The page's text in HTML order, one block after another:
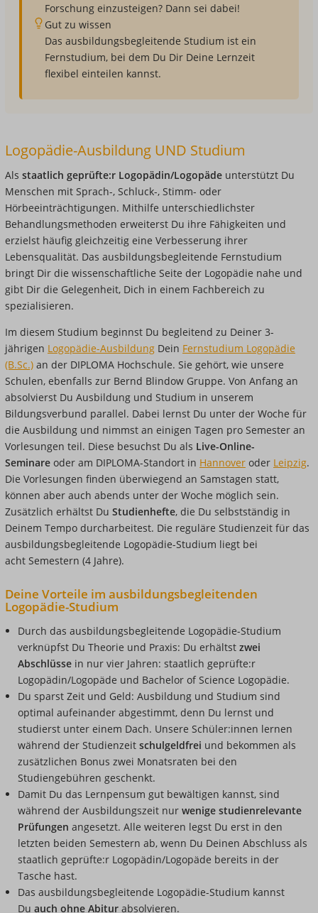
Forschung einzusteigen? Dann sei dabei!
Gut zu wissen
Das ausbildungsbegleitende Studium ist ein
Fernstudium, bei dem Du Dir Deine Lernzeit
flexibel einteilen kannst.
Logopädie-Ausbildung UND Studium
Als staatlich geprüfte:r Logopädin/Logopäde unterstützt Du
Menschen mit Sprach-, Schluck-, Stimm- oder
Hörbeeinträchtigungen. Mithilfe unterschiedlichster
Behandlungsmethoden erweiterst Du ihre Fähigkeiten und
erzielst häufig gleichzeitig eine Verbesserung ihrer
Lebensqualität. Das ausbildungsbegleitende Fernstudium
bringt Dir die wissenschaftliche Seite der Logopädie nahe und
gibt Dir die Gelegenheit, Dich in einem Fachbereich zu
spezialisieren.
Im diesem Studium beginnst Du begleitend zu Deiner 3-
jährigen Logopädie-Ausbildung Dein Fernstudium Logopädie
(B.Sc.) an der DIPLOMA Hochschule. Sie gehört, wie unsere
Schulen, ebenfalls zur Bernd Blindow Gruppe. Von Anfang an
absolvierst Du Ausbildung und Studium in unserem
Bildungsverbund parallel. Dabei lernst Du unter der Woche für
die Ausbildung und nimmst an einigen Tagen pro Semester an
Vorlesungen teil. Diese besuchst Du als Live-Online-
Seminare oder am DIPLOMA-Standort in Hannover oder Leipzig.
Die Vorlesungen finden überwiegend an Samstagen statt,
können aber auch abends unter der Woche möglich sein.
Zusätzlich erhältst Du Studienhefte, die Du selbstständig in
Deinem Tempo durcharbeitest. Die reguläre Studienzeit für das
ausbildungsbegleitende Logopädie-Studium liegt bei
acht Semestern (4 Jahre).
Deine Vorteile im ausbildungsbegleitenden
Logopädie-Studium
Durch dasausbildungsbegleitende Logopädie-Studium
verknüpfst Du Theorie und Praxis: Du erhältstzwei
Abschlüsse in nur vier Jahren: staatlich geprüfte:r
Logopädin/Logopäde und Bachelor of Science Logopädie.
Du sparst Zeit und Geld: Ausbildung und Studium sind
optimal aufeinander abgestimmt, denn Du lernst und
studierst unter einem Dach. Unsere Schüler:innen lernen
während der Studienzeitschulgeldfrei und bekommen als
zusätzlichen Bonus zwei Monatsraten bei den
Studiengebühren geschenkt.
Damit Du das Lernpensum gut bewältigen kannst, sind
während der Ausbildungszeit nurwenige studienrelevante
Prüfungen angesetzt. Alle weiteren legst Du erst in den
letzten beiden Semestern ab, wenn Du Deinen Abschluss als
staatlich geprüfte:r Logopädin/Logopäde bereits in der
Tasche hast.
Dasausbildungsbegleitende Logopädie-Studium kannst
Duauch ohne Abitur absolvieren.